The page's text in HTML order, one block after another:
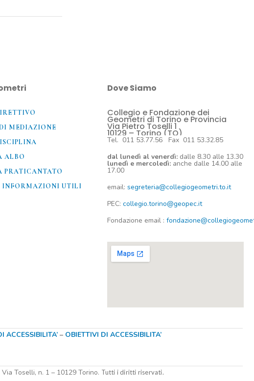
MEDIAZIONE
ALBO
PRATICANTATO
INFORMAZIONI UTILI​
Dove Siamo
Collegio e Fondazione dei
Geometri di Torino e Provincia
Via Pietro Toselli 1
10129 – Torino (TO)
Tel. 011 53.77.56 Fax 011 53.32.85
dal lunedì al venerdì: dalle 8.30 alle 13.30
lunedì e mercoledì: anche dalle 14.00 alle
17.00
email: segreteria@collegiogeometri.to.it
PEC: collegio.torino@geopec.it
Fondazione email :
ACCESSIBILITA’– OBIETTIVI DI ACCESSIBILITA’
Via Toselli, n. 1 – 10129 Torino. Tutti i diritti riservati.